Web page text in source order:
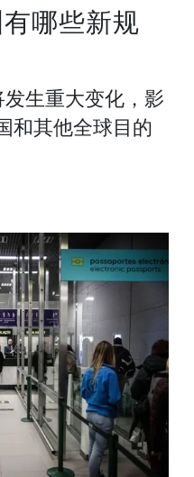
哪些新规
生重大变化，影
和其他全球目的